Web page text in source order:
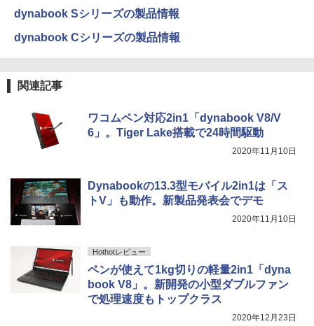
【2026年アップグレード版】AOKIMI ワイヤ
レスイヤホン bluetooth イヤホン V12 小型
￥1,964
レスイヤホン Bluetooth 5.4 ノイズキャンセ
リング ANC 36時間再生
On My Road (Stadium ver.)
BUGS LIFE
by Amazon 炭酸水 ラベルレス 500ml ×24本
コカ・コーラ やかんの麦茶 from 爽健美茶 ラ
HUNTER×HUNTER モノクロ版 39 (ジャンプ
コミックスDIGITAL)
スーパーの裏でヤニ吸うふたり 9巻 (デジタル
版ビッグガンガンコミックス)
dynabook Sシリーズの製品情報
dynabook Cシリーズの製品情報
関連記事
ワコムペン対応2in1「dynabook V8/V
6」。Tiger Lake搭載で24時間駆動
2020年11月10日
Dynabookの13.3型モバイル2in1は「ス
トV」も動作。新製品発表会でデモ
2020年11月10日
Hothotレビュー
ペンが使えて1kg切りの軽量2in1「dyna
book V8」。新開発の小型ダブルファン
で処理速度もトップクラス
2020年12月23日